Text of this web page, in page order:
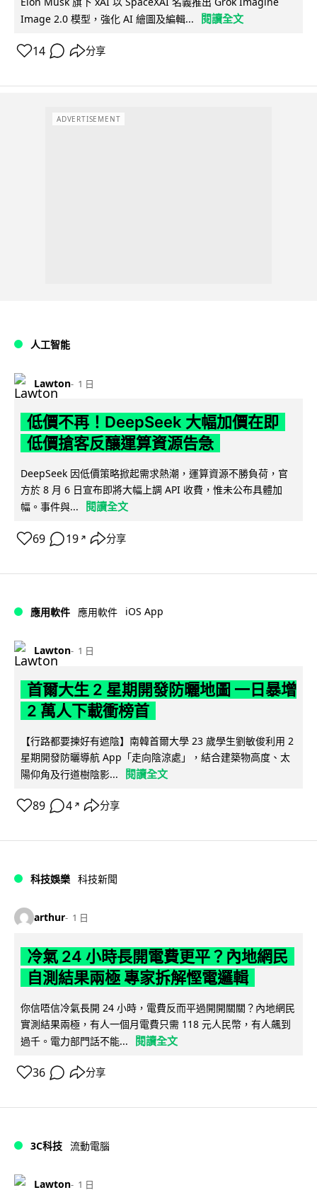
Image 2.0 模型，強化 AI 繪圖及編輯...
閱讀全文
14 分享
ADVERTISEMENT
人工智能
Lawton 1 日
低價不再！DeepSeek 大幅加價在即
低價搶客反釀運算資源告急
DeepSeek 因低價策略掀起需求熱潮，運算資源不勝負荷，官
方於 8 月 6 日宣布即將大幅上調 API 收費，惟未公布具體加
幅。事件與...
閱讀全文
69 19 ↗ 分享
應用軟件 應用軟件 iOS App
Lawton 1 日
首爾大生 2 星期開發防曬地圖 一日暴增
2 萬人下載衝榜首
【行路都要揀好有遮陰】南韓首爾大學 23 歲學生劉敏俊利用 2
星期開發防曬導航 App「走向陰涼處」，結合建築物高度、太
陽仰角及行道樹陰影...
閱讀全文
89 4 ↗ 分享
科技娛樂 科技新聞
arthur 1 日
冷氣 24 小時長開電費更平？內地網民
自測結果兩極 專家拆解慳電邏輯
你信唔信冷氣長開 24 小時，電費反而平過開開關關？內地網民
實測結果兩極，有人一個月電費只需 118 元人民幣，有人飆到
過千。電力部門話不能...
閱讀全文
36 分享
3C科技 流動電腦
Lawton 1 日